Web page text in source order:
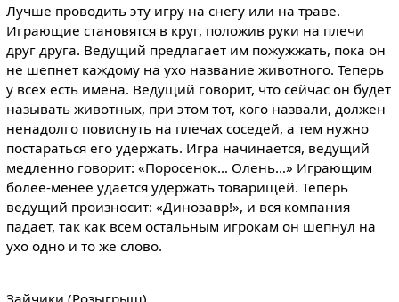
Лучше проводить эту игру на снегу или на траве.
Играющие становятся в круг, положив руки на плечи
друг друга. Ведущий предлагает им пожужжать, пока он
не шепнет каждому на ухо название животного. Теперь
у всех есть имена. Ведущий говорит, что сейчас он будет
называть животных, при этом тот, кого назвали, должен
ненадолго повиснуть на плечах соседей, а тем нужно
постараться его удержать. Игра начинается, ведущий
медленно говорит: «Поросенок… Олень…» Играющим
более-менее удается удержать товарищей. Теперь
ведущий произносит: «Динозавр!», и вся компания
падает, так как всем остальным игрокам он шепнул на
ухо одно и то же слово.
Зайчики (Розыгрыш)